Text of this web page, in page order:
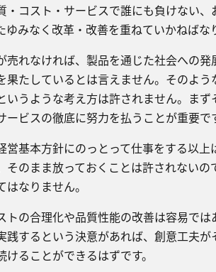
・コスト・サービスで誰にも負けない
ゆみなく改革・改善を重ねていかねばな
売れなければ、製品を通じた社会への
果たしているとは言えません。そのよ
いうような考え方は許されません。ま
ービスの徹底に努力を払うことが重要で
営基本方針にのっとって仕事をする以上
そのまま放っておくことは許されない
なりません。​
トの合理化や品質性能の改善は容易で
践するという決意があれば、創意工夫
ることができるはずです。